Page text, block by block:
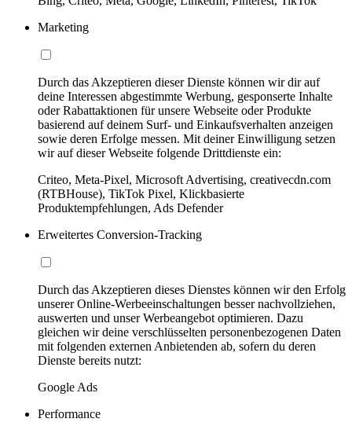
Marketing
Durch das Akzeptieren dieser Dienste können wir dir auf
deine Interessen abgestimmte Werbung, gesponserte Inhalte
oder Rabattaktionen für unsere Webseite oder Produkte
basierend auf deinem Surf- und Einkaufsverhalten anzeigen
sowie deren Erfolge messen. Mit deiner Einwilligung setzen
wir auf dieser Webseite folgende Drittdienste ein:
Criteo, Meta-Pixel, Microsoft Advertising, creativecdn.com
(RTBHouse), TikTok Pixel, Klickbasierte
Produktempfehlungen, Ads Defender
Erweitertes Conversion-Tracking
Durch das Akzeptieren dieses Dienstes können wir den Erfolg
unserer Online-Werbeeinschaltungen besser nachvollziehen,
auswerten und unser Werbeangebot optimieren. Dazu
gleichen wir deine verschlüsselten personenbezogenen Daten
mit folgenden externen Anbietenden ab, sofern du deren
Dienste bereits nutzt:
Google Ads
Performance